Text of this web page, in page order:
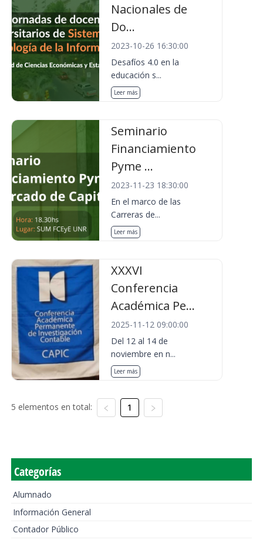
Nacionales de
Do...
2023-10-26 16:30:00
Desafíos 4.0 en la
educación s...
Leer más
Seminario
Financiamiento
Pyme ...
2023-11-23 18:30:00
En el marco de las
Carreras de...
Leer más
XXXVI
Conferencia
Académica Pe...
2025-11-12 09:00:00
Del 12 al 14 de
noviembre en n...
Leer más
5 elementos en total: 1
Categorías
Alumnado
Información General
Contador Público